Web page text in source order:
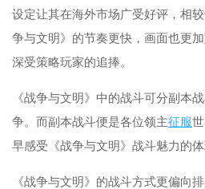
设定让其在海外市场广受好评，相
争与文明》的节奏更快，画面也更加
深受策略玩家的追捧。
《战争与文明》中的战斗可分副本
争。而副本战斗便是各位领主征服
早感受《战争与文明》战斗魅力的体
《战争与文明》的战斗方式更偏向